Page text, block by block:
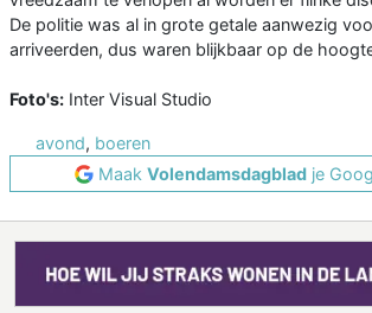
De politie was al in grote getale aanwezig
arriveerden, dus waren blijkbaar op de
Foto's: Inter Visual Studio
avond, boeren
Maak Volendamsdagblad je